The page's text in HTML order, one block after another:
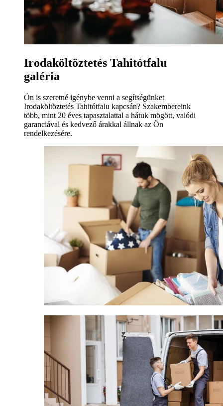
Irodaköltöztetés Tahitótfalu
galéria
Ön is szeretné igénybe venni a segítségünket
Irodaköltöztetés Tahitótfalu kapcsán? Szakembereink
több, mint 20 éves tapasztalattal a hátuk mögött, valódi
garanciával és kedvező árakkal állnak az Ön
rendelkezésére.